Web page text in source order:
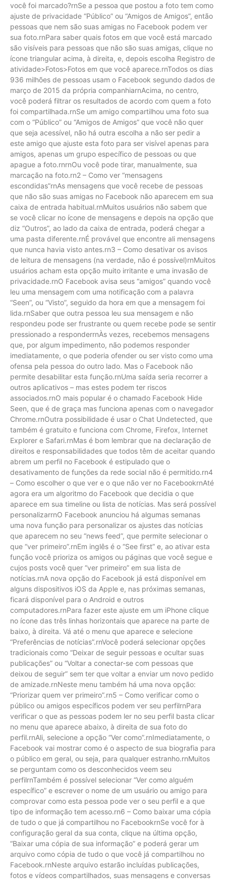
você foi marcado?rnSe a pessoa que postou a foto tem como
ajuste de privacidade “Público” ou “Amigos de Amigos”, então
pessoas que nem são suas amigas no Facebook podem ver
sua foto.rnPara saber quais fotos em que você está marcado
são visíveis para pessoas que não são suas amigas, clique no
ícone triangular acima, à direita, e, depois escolha Registro de
atividade>Fotos>Fotos em que você aparece.rnTodos os dias
936 milhões de pessoas usam o Facebook segundo dados de
março de 2015 da própria companhiarnAcima, no centro,
você poderá filtrar os resultados de acordo com quem a foto
foi compartilhada.rnSe um amigo compartilhou uma foto sua
com o “Público” ou “Amigos de Amigos” que você não quer
que seja acessível, não há outra escolha a não ser pedir a
este amigo que ajuste esta foto para ser visível apenas para
amigos, apenas um grupo específico de pessoas ou que
apague a foto.rnrnOu você pode tirar, manualmente, sua
marcação na foto.rn2 – Como ver “mensagens
escondidas”rnAs mensagens que você recebe de pessoas
que não são suas amigas no Facebook não aparecem em sua
caixa de entrada habitual.rnMuitos usuários não sabem que
se você clicar no ícone de mensagens e depois na opção que
diz “Outros”, ao lado da caixa de entrada, poderá chegar a
uma pasta diferente.rnÉ provável que encontre ali mensagens
que nunca havia visto antes.rn3 – Como desativar os avisos
de leitura de mensagens (na verdade, não é possível)rnMuitos
usuários acham esta opção muito irritante e uma invasão de
privacidade.rnO Facebook avisa seus “amigos” quando você
leu uma mensagem com uma notificação com a palavra
“Seen”, ou “Visto”, seguido da hora em que a mensagem foi
lida.rnSaber que outra pessoa leu sua mensagem e não
respondeu pode ser frustrante ou quem recebe pode se sentir
pressionado a responderrnÀs vezes, recebemos mensagens
que, por algum impedimento, não podemos responder
imediatamente, o que poderia ofender ou ser visto como uma
ofensa pela pessoa do outro lado. Mas o Facebook não
permite desabilitar esta função.rnUma saída seria recorrer a
outros aplicativos – mas estes podem ter riscos
associados.rnO mais popular é o chamado Facebook Hide
Seen, que é de graça mas funciona apenas com o navegador
Chrome.rnOutra possibilidade é usar o Chat Undetected, que
também é gratuito e funciona com Chrome, Firefox, Internet
Explorer e Safari.rnMas é bom lembrar que na declaração de
direitos e responsabilidades que todos têm de aceitar quando
abrem um perfil no Facebook é estipulado que o
desativamento de funções da rede social não é permitido.rn4
– Como escolher o que ver e o que não ver no FacebookrnAté
agora era um algoritmo do Facebook que decidia o que
aparece em sua timeline ou lista de notícias. Mas será possível
personalizarrnO Facebook anunciou há algumas semanas
uma nova função para personalizar os ajustes das notícias
que aparecem no seu “news feed”, que permite selecionar o
que “ver primeiro”.rnEm inglês é o “See first” e, ao ativar esta
função você prioriza os amigos ou páginas que você segue e
cujos posts você quer “ver primeiro” em sua lista de
notícias.rnA nova opção do Facebook já está disponível em
alguns dispositivos iOS da Apple e, nas próximas semanas,
ficará disponível para o Android e outros
computadores.rnPara fazer este ajuste em um iPhone clique
no ícone das três linhas horizontais que aparece na parte de
baixo, à direita. Vá até o menu que aparece e selecione
“Preferências de notícias”.rnVocê poderá selecionar opções
tradicionais como “Deixar de seguir pessoas e ocultar suas
publicações” ou “Voltar a conectar-se com pessoas que
deixou de seguir” sem ter que voltar a enviar um novo pedido
de amizade.rnNeste menu também há uma nova opção:
“Priorizar quem ver primeiro”.rn5 – Como verificar como o
público ou amigos específicos podem ver seu perfilrnPara
verificar o que as pessoas podem ler no seu perfil basta clicar
no menu que aparece abaixo, à direita de sua foto do
perfil.rnAli, selecione a opção “Ver como”.rnImediatamente, o
Facebook vai mostrar como é o aspecto de sua biografia para
o público em geral, ou seja, para qualquer estranho.rnMuitos
se perguntam como os desconhecidos veem seu
perfilrnTambém é possível selecionar “Ver como alguém
específico” e escrever o nome de um usuário ou amigo para
comprovar como esta pessoa pode ver o seu perfil e a que
tipo de informação tem acesso.rn6 – Como baixar uma cópia
de tudo o que já compartilhou no FacebookrnSe você for à
configuração geral da sua conta, clique na última opção,
“Baixar uma cópia de sua informação” e poderá gerar um
arquivo como cópia de tudo o que você já compartilhou no
Facebook.rnNeste arquivo estarão incluídas publicações,
fotos e vídeos compartilhados, suas mensagens e conversas